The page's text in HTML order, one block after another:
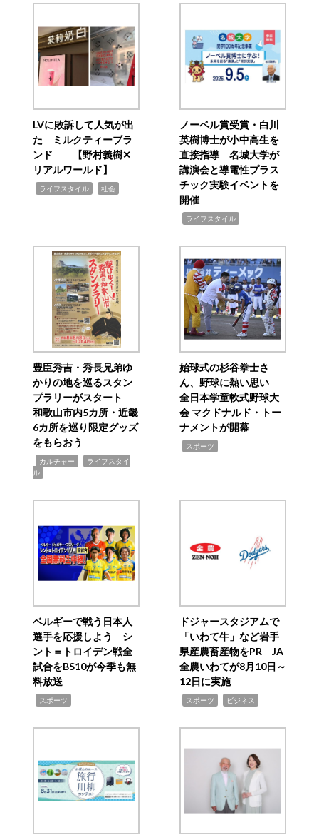
LVに敗訴して人気が出
た ミルクティーブラ
ンド 【野村義樹✕
リアルワールド】
ライフスタイル 社会
ノーベル賞受賞・白川
英樹博士が小中高生を
直接指導 名城大学が
講演会と導電性プラス
チック実験イベントを
開催
ライフスタイル
豊臣秀吉・秀長兄弟ゆ
かりの地を巡るスタン
プラリーがスタート
和歌山市内5カ所・近畿
6カ所を巡り限定グッズ
をもらおう
カルチャー
ライフスタイ
ル
始球式の杉谷拳士さ
ん、野球に熱い思い
全日本学童軟式野球大
会 マクドナルド・トー
ナメントが開幕
スポーツ
ベルギーで戦う日本人
選手を応援しよう シ
ント＝トロイデン戦全
試合をBS10が今季も無
料放送
スポーツ
ドジャースタジアムで
「いわて牛」など岩手
県産農畜産物をPR JA
全農いわてが8月10日～
12日に実施
スポーツ ビジネス